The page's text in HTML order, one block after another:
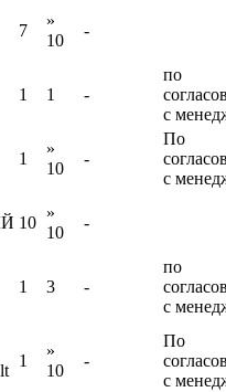
7
»
10
-
1 1 -
по
с
1
»
10
-
По
с
10
»
10
-
1 3 -
по
с
1
»
10
-
По
с